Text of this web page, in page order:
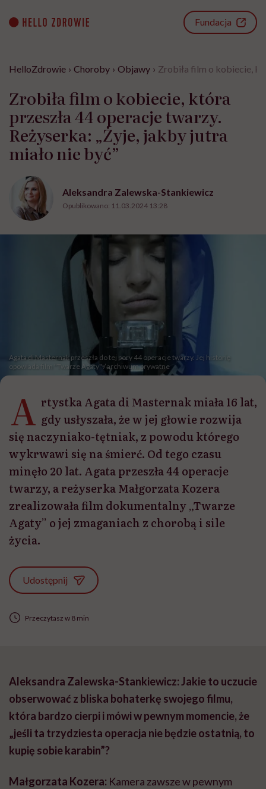
content
Fundacja
HelloZdrowie › Choroby › Objawy › Zrobiła film o kobiecie,
Zrobiła film o kobiecie, która
przeszła 44 operacje twarzy.
Reżyserka: „Żyje, jakby jutra
miało nie być”
Aleksandra Zalewska-Stankiewicz
Opublikowano: 11.03.2024 13:28
Agata di Masternak przeszła do tej pory 44 operacje twarzy. Jej historię
opowiada film "Twarze Agaty" / archiwum prywatne
A rtystka Agata di Masternak miała 16 lat,
gdy usłyszała, że w jej głowie rozwija
się naczyniako-tętniak, z powodu którego
wykrwawi się na śmierć. Od tego czasu
minęło 20 lat. Agata przeszła 44 operacje
twarzy, a reżyserka Małgorzata Kozera
zrealizowała film dokumentalny „Twarze
Agaty” o jej zmaganiach z chorobą i sile
życia.
Udostępnij
Przeczytasz w 8 min
Aleksandra Zalewska-Stankiewicz: Jakie to uczucie
obserwować z bliska bohaterkę swojego filmu,
która bardzo cierpi i mówi w pewnym momencie, że
„jeśli ta trzydziesta operacja nie będzie ostatnią, to
kupię sobie karabin”?
Małgorzata Kozera: Kamera zawsze w pewnym